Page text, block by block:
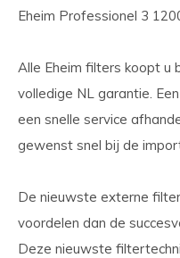
Eheim Professionel 3
Alle Eheim filters koopt u
volledige NL garantie.
een snelle service
gewenst snel bij de
De nieuwste externe
voordelen dan de
Deze nieuwste